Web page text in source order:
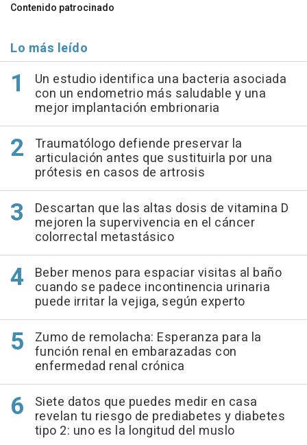
Contenido patrocinado
Lo más leído
Un estudio identifica una bacteria asociada
con un endometrio más saludable y una
mejor implantación embrionaria
Traumatólogo defiende preservar la
articulación antes que sustituirla por una
prótesis en casos de artrosis
Descartan que las altas dosis de vitamina D
mejoren la supervivencia en el cáncer
colorrectal metastásico
Beber menos para espaciar visitas al baño
cuando se padece incontinencia urinaria
puede irritar la vejiga, según experto
Zumo de remolacha: Esperanza para la
función renal en embarazadas con
enfermedad renal crónica
Siete datos que puedes medir en casa
revelan tu riesgo de prediabetes y diabetes
tipo 2: uno es la longitud del muslo